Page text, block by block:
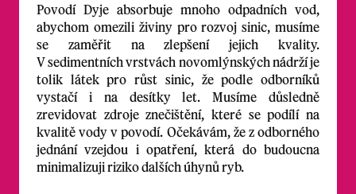
Povodí Dyje absorbuje mnoho odpadních vod,
abychom omezili živiny pro rozvoj sinic, musíme
se zaměřit na zlepšení jejich kvality.
V sedimentních vrstvách novomlýnských nádrží je
tolik látek pro růst sinic, že podle odborníků
vystačí i na desítky let. Musíme důsledně
zrevidovat zdroje znečištění, které se podílí na
kvalitě vody v povodí. Očekávám, že z odborného
jednání vzejdou i opatření, která do budoucna
minimalizuji riziko dalších úhynů ryb.